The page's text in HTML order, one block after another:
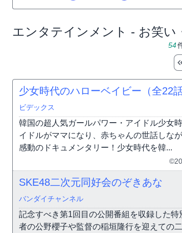
エンタテインメント - お笑い
54
少女時代のハローベイビー（全22話
ビデックス
韓国の超人気ガールパワー・アイドル少女
イドルがママになり、赤ちゃんの世話しな
感動のドキュメンタリー！少女時代を韓...
SKE48二次元同好会のぞきあな
バンダイチャンネル
記念すべき第1回目の公開番組を収録した
者の公野櫻子や監督の稲垣隆行を迎えての